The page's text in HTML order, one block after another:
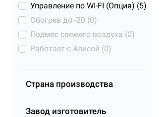
Управление по WI-FI (Опция) (5)
Обогрев до -20 (0)
Подмес свежего воздуха (0)
Работает с Алисой (0)
Страна производства
Завод изготовитель